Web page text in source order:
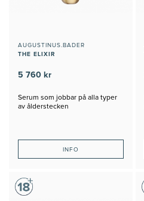
AUGUSTINUS.BADER
THE ELIXIR
5 760 kr
Serum som jobbar på alla typer
av ålderstecken
INFO